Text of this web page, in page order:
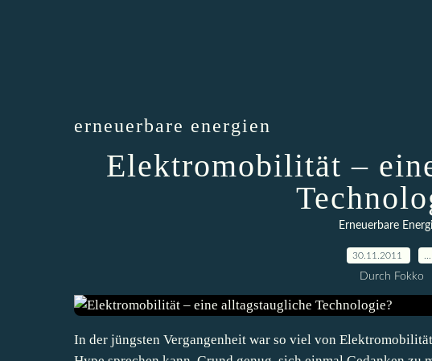
erneuerbare energien
Elektromobilität –
Erneuerbare
30.11.2011
Durch Fokko
In der jüngsten Vergangenheit war so viel von